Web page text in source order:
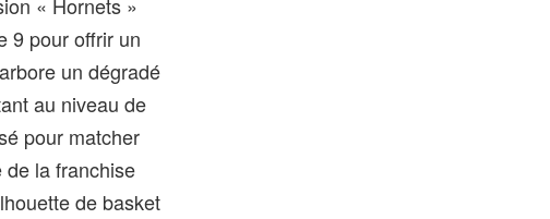
9 pour offrir un
un dégradé
au niveau de
pour matcher
de la franchise
de basket